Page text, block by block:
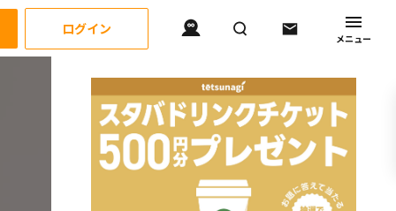
ログイン
メニュー